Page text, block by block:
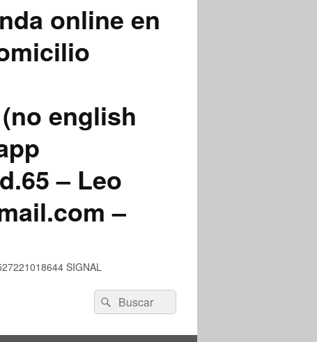
online en
english
– Leo
–
SIGNAL
Buscar
por:
Buscar